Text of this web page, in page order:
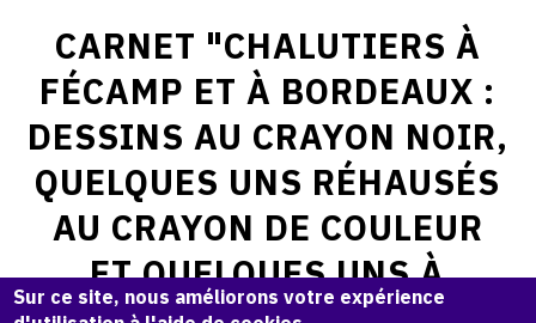
CARNET "CHALUTIERS À
FÉCAMP ET À BORDEAUX :
DESSINS AU CRAYON NOIR,
QUELQUES UNS RÉHAUSÉS
AU CRAYON DE COULEUR
ET QUELQUES UNS À
Sur ce site, nous améliorons votre expérience